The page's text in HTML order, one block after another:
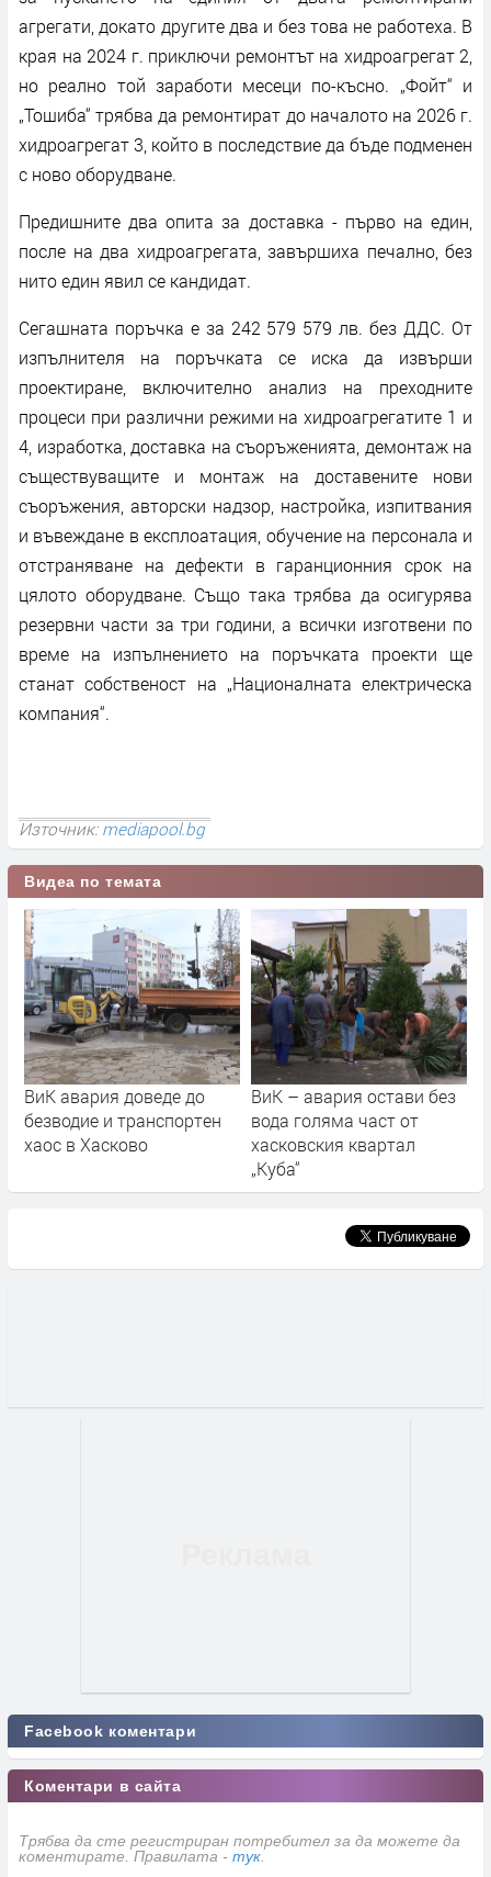
агрегати, докато другите два и без това не работеха. В
края на 2024 г. приключи ремонтът на хидроагрегат 2,
но реално той заработи месеци по-късно. „Фойт“ и
„Тошиба“ трябва да ремонтират до началото на 2026 г.
хидроагрегат 3, който в последствие да бъде подменен
с ново оборудване.
Предишните два опита за доставка - първо на един,
после на два хидроагрегата, завършиха печално, без
нито един явил се кандидат.
Сегашната поръчка е за 242 579 579 лв. без ДДС. От
изпълнителя на поръчката се иска да извърши
проектиране, включително анализ на преходните
процеси при различни режими на хидроагрегатите 1 и
4, изработка, доставка на съоръженията, демонтаж на
съществуващите и монтаж на доставените нови
съоръжения, авторски надзор, настройка, изпитвания
и въвеждане в експлоатация, обучение на персонала и
отстраняване на дефекти в гаранционния срок на
цялото оборудване. Също така трябва да осигурява
резервни части за три години, а всички изготвени по
време на изпълнението на поръчката проекти ще
станат собственост на „Националната електрическа
компания“.
Източник:mediapool.bg
Видеа по темата
ВиК авария доведе до
безводие и транспортен
хаос в Хасково
ВиК – авария остави без
вода голяма част от
хасковския квартал
„Куба“
Facebook коментари
Коментари в сайта
Трябва да сте регистриран потребител за да можете да
коментирате. Правилата - тук